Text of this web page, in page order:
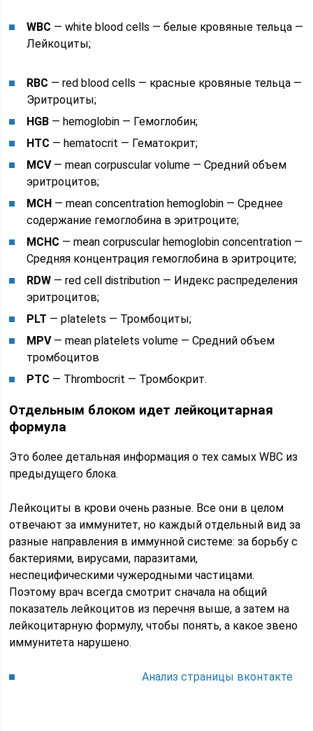
WBC — white blood cells — белые кровяные тельца —
Лейкоциты;
RBC — red blood cells — красные кровяные тельца —
Эритроциты;
HGB — hemoglobin — Гемоглобин;
HTC — hematocrit — Гематокрит;
MCV — mean corpuscular volume — Средний объем
эритроцитов;
MCH — mean concentration hemoglobin — Среднее
содержание гемоглобина в эритроците;
MCHC — mean corpuscular hemoglobin concentration —
Средняя концентрация гемоглобина в эритроците;
RDW — red cell distribution — Индекс распределения
эритроцитов;
PLT — platelets — Тромбоциты;
MPV— mean platelets volume — Средний объем
тромбоцитов
PTC — Thrombocrit — Тромбокрит.
Отдельным блоком идет лейкоцитарная
формула
Это более детальная информация о тех самых WBC из
предыдущего блока.
Лейкоциты в крови очень разные. Все они в целом
отвечают за иммунитет, но каждый отдельный вид за
разные направления в иммунной системе: за борьбу с
бактериями, вирусами, паразитами,
неспецифическими чужеродными частицами.
Поэтому врач всегда смотрит сначала на общий
показатель лейкоцитов из перечня выше, а затем на
лейкоцитарную формулу, чтобы понять, а какое звено
иммунитета нарушено.
Анализ страницы вконтакте